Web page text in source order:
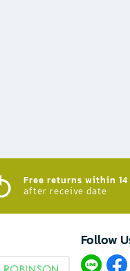
Free returns within 14
after receive date
Follow